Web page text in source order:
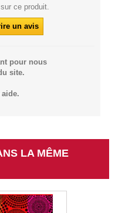
ce produit.
un avis
pour nous
site.
LA MÊME